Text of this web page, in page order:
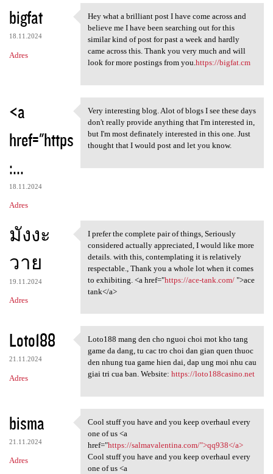
bigfat
18.11.2024
Adres
Hey what a brilliant post I
Hey what a brilliant post I have come across and
believe me I have been searching out for this
similar kind of post for past a week and hardly
came across this. Thank you very much and will
look for more postings from you.https://bigfat.cm
<a
href="https
:...
18.11.2024
Adres
Very interesting blog. Alot
Very interesting blog. Alot of blogs I see these days
don't really provide anything that I'm interested in,
but I'm most definately interested in this one. Just
thought that I would post and let you know.
มังงะ
วาย
19.11.2024
Adres
I prefer the complete pair of
I prefer the complete pair of things, Seriously
considered actually appreciated, I would like more
details. with this, contemplating it is relatively
respectable., Thank you a whole lot when it comes
to exhibiting. <a href="https://ace-tank.com/">ace
tank</a>
Loto188
21.11.2024
Adres
Loto188 mang den cho nguoi
Loto188 mang den cho nguoi choi mot kho tang
game da dang, tu cac tro choi dan gian quen thuoc
den nhung tua game hien dai, dap ung moi nhu cau
giai tri cua ban. Website: https://loto188casino.net
bisma
21.11.2024
Adres
Cool stuff you have and you
Cool stuff you have and you keep overhaul every
one of us <a
href="https://salmavalentina.com/">qq938</a>
Cool stuff you have and you keep overhaul every
one of us <a